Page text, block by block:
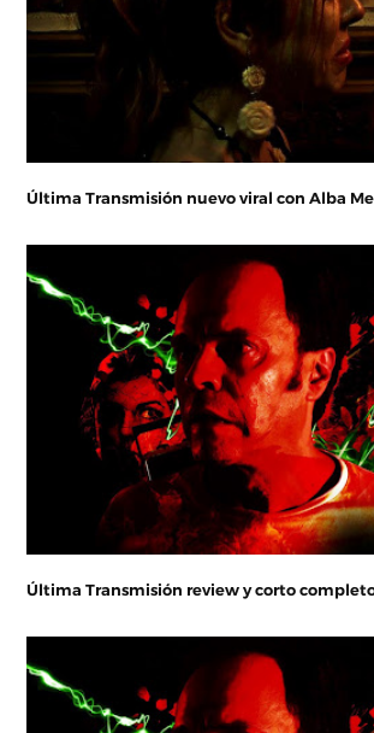
Última Transmisión nuevo viral con Alba
Última Transmisión review y corto